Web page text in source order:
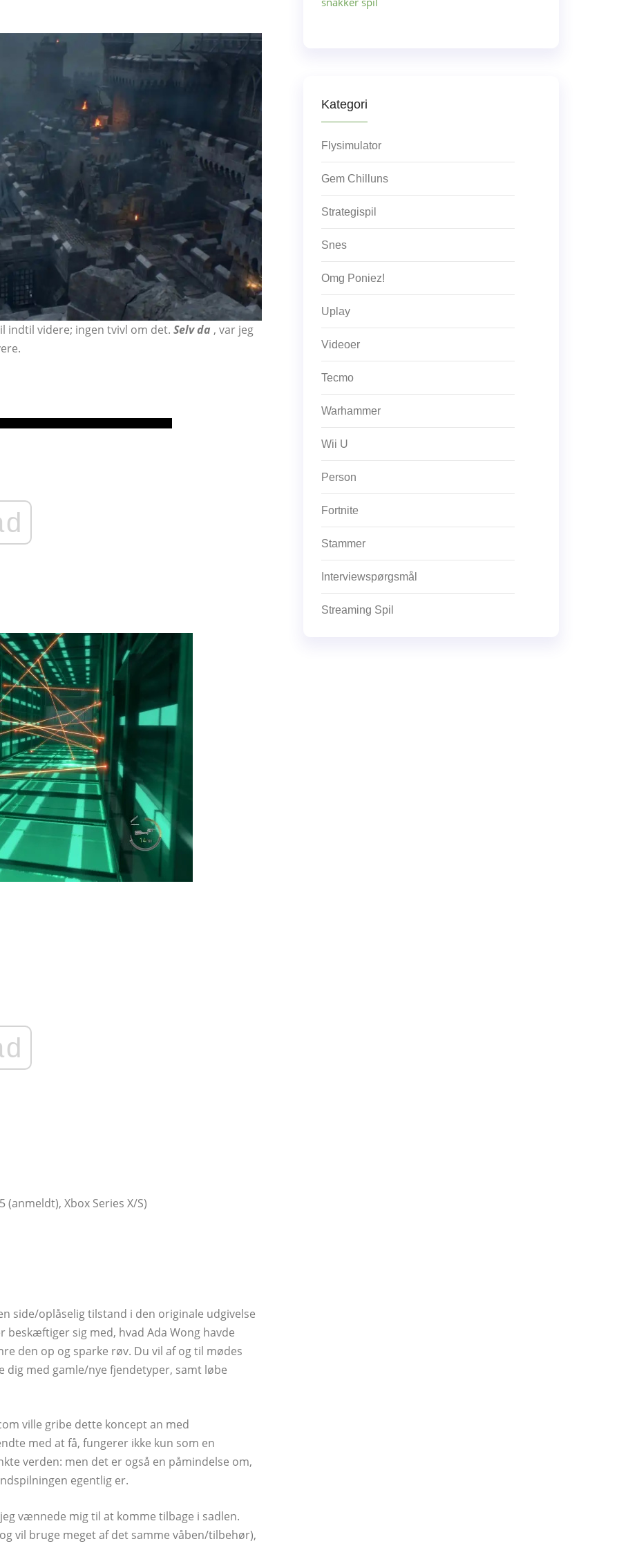
indtil videre; ingen tvivl om det. Selv da , var jeg
(anmeldt), Xbox Series X/S)
side/oplåselig tilstand i den originale udgivelse
beskæftiger sig med, hvad Ada Wong havde
den op og sparke røv. Du vil af og til mødes
med gamle/nye fjendetyper, samt løbe
ville gribe dette koncept an med
med at få, fungerer ikke kun som en
verden: men det er også en påmindelse om,
egentlig er.
vænnede mig til at komme tilbage i sadlen.
vil bruge meget af det samme våben/tilbehør),
Kategori
Flysimulator
Gem Chilluns
Strategispil
Snes
Omg Poniez!
Uplay
Videoer
Tecmo
Warhammer
Wii U
Person
Fortnite
Stammer
Interviewspørgsmål
Streaming Spil